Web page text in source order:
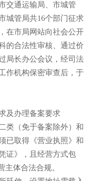
交通运输局、市城管
城管局共16个部门征求
在市局网站向社会公开
的合法性审核、通过价
局长办公会议，经司法
作机构保密审查后，于
办理备案要求
（免于备案除外）和
已取得《营业执照》和
证》，且经营方式包
主体合法合规。